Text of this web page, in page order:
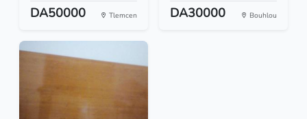
DA50000 Tlemcen DA30000 Bouhlou